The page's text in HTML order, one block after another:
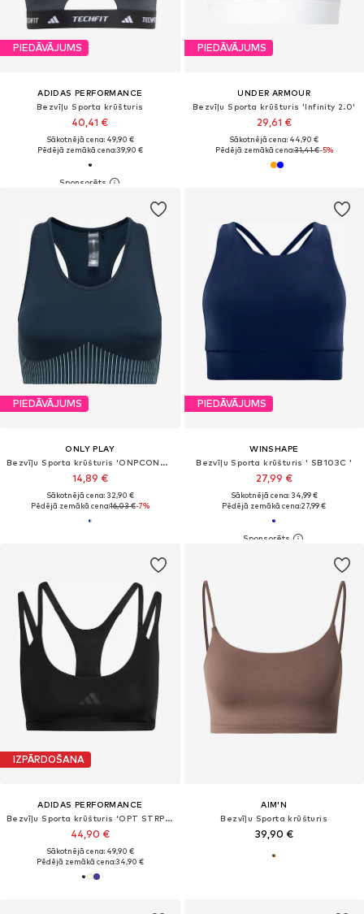
PIEDĀVĀJUMS
ADIDAS PERFORMANCE
Bezvīļu Sporta krūšturis
40,41 €
Sākotnējā cena: 49,90 €
Pēdējā zemākā cena:39,90 €
PIEDĀVĀJUMS
UNDER ARMOUR
Bezvīļu Sporta krūšturis 'Infinity 2.0'
29,61 €
Sākotnējā cena: 44,90 €
Pēdējā zemākā cena:31,41 €-5%
PIEDĀVĀJUMS
ONLY PLAY
Bezvīļu Sporta krūšturis 'ONPCONTRA-2'
14,89 €
Sākotnējā cena: 32,90 €
Pēdējā zemākā cena:16,03 €-7%
PIEDĀVĀJUMS
WINSHAPE
Bezvīļu Sporta krūšturis ' SB103C '
27,99 €
Sākotnējā cena: 34,99 €
Pēdējā zemākā cena:27,99 €
IZPĀRDOŠANA
ADIDAS PERFORMANCE
Bezvīļu Sporta krūšturis 'OPT STRP LS BRA'
44,90 €
Sākotnējā cena: 49,90 €
Pēdējā zemākā cena:34,90 €
AIM'N
Bezvīļu Sporta krūšturis
39,90 €